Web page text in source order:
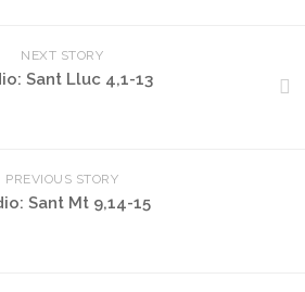
NEXT STORY
Sant Lluc 4,1-13
PREVIOUS STORY
Sant Mt 9,14-15